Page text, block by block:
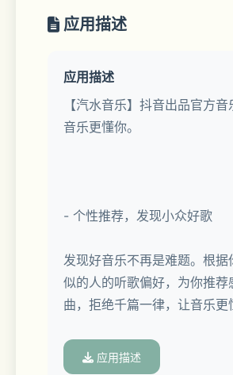
应用描述
应用描述
【汽水音乐】抖音出品官方
音乐更懂你。
- 个性推荐，发现小众好歌
发现好音乐不再是难题。根据
似的人的听歌偏好，为你推荐
曲，拒绝千篇一律，让音乐更
应用描述